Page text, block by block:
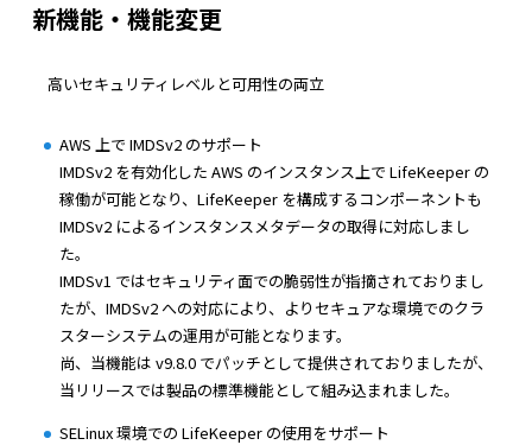
新機能・機能変更
高いセキュリティレベルと可用性の両立
AWS 上で IMDSv2 のサポート
IMDSv2 を有効化した AWS のインスタンス上で LifeKeeper の
稼働が可能となり、LifeKeeper を構成するコンポーネントも
IMDSv2 によるインスタンスメタデータの取得に対応しまし
た。
IMDSv1 ではセキュリティ面での脆弱性が指摘されておりまし
たが、IMDSv2 への対応により、よりセキュアな環境でのクラ
スターシステムの運用が可能となります。
尚、当機能は v9.8.0 でパッチとして提供されておりましたが、
当リリースでは製品の標準機能として組み込まれました。
SELinux 環境での LifeKeeper の使用をサポート